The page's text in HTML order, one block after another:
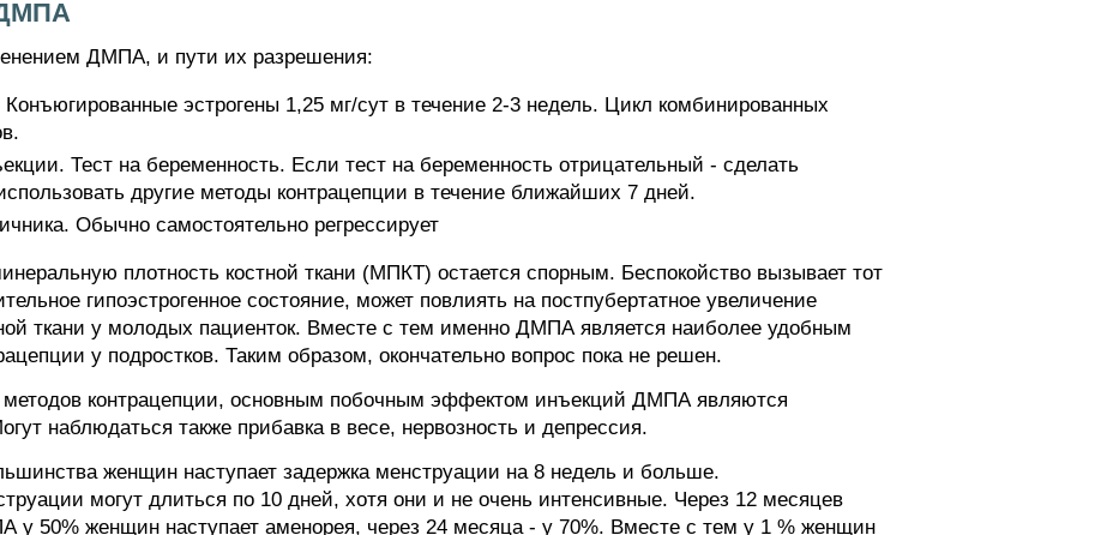
ДМПА, и пути их разрешения:
эстрогены 1,25 мг/сут в течение 2-3 недель. Цикл комбинированных
Тест на беременность. Если тест на беременность отрицательный - сделать
другие методы контрацепции в течение ближайших 7 дней.
Обычно самостоятельно регрессирует
плотность костной ткани (МПКТ) остается спорным. Беспокойство вызывает тот
гипоэстрогенное состояние, может повлиять на постпубертатное увеличение
ткани у молодых пациенток. Вместе с тем именно ДМПА является наиболее удобным
у подростков. Таким образом, окончательно вопрос пока не решен.
методов контрацепции, основным побочным эффектом инъекций ДМПА являются
наблюдаться также прибавка в весе, нервозность и депрессия.
женщин наступает задержка менструации на 8 недель и больше.
могут длиться по 10 дней, хотя они и не очень интенсивные. Через 12 месяцев
у 50% женщин наступает аменорея, через 24 месяца - у 70%. Вместе с тем у 1 % женщин